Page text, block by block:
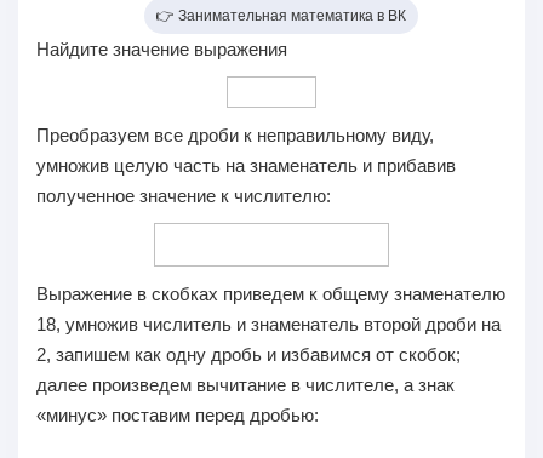
👉 Занимательная математика в ВК
Найдите значение выражения
Преобразуем все дроби к неправильному виду,
умножив целую часть на знаменатель и прибавив
полученное значение к числителю:
Выражение в скобках приведем к общему знаменателю
18, умножив числитель и знаменатель второй дроби на
2, запишем как одну дробь и избавимся от скобок;
далее произведем вычитание в числителе, а знак
«минус» поставим перед дробью: